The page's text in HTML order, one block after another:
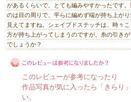
があるくらいで、とても編みやすかったです
のは目の周りで、平らに編めず端が持ち上がり
見えてますね。シェイプドステッチは、時々
方が持ち上がってしまうのですが、糸の引き
でしょうか？
このレビューが参考になったり
作品写真が気に入ったら「きらり
い。